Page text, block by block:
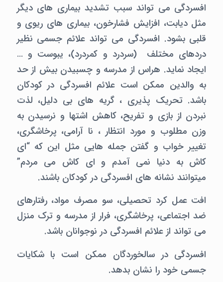
افسردگی می تواند سبب تشدید بیماری های دیگر
مثل دیابت، افزایش فشارخون، بیماری های ریوی و
قلبی بشود. افسردگی می تواند علائم جسمی نظیر
دردهای مختلف (سردرد و کمردرد)، یبوست و …
ایجاد نماید. هراس از مدرسه و چسبیدن بیش از حد
به والدین ممکن است علائم افسردگی در کودکان
باشد. تحریک پذیری ، گریه های بی دلیل، لذت
نبردن از بازی و تفریح، کاهش اشتها و نرسیدن به
وزن مطلوب و مورد انتظار ، نا آرامی، پرخاشگری،
تغییر خواب و گفتن جمله هایی مثل این که “ای
کاش به دنیا نمی آمدم و ای کاش می مردم”
میتوانند نشانه های افسردگی در کودکان باشند.
افت عمل کرد تحصیلی، سو مصرف مواد، رفتارهای
ضد اجتماعی، پرخاشگری، فرار از مدرسه و ترک منزل
می تواند از علائم افسردگی در نوجوانان باشد.
افسردگی در سالخوردگان ممکن است با شکایات
جسمی خود را نشان بدهد.